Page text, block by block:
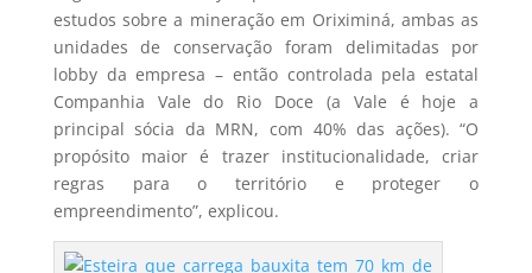
estudos sobre a mineração em Oriximiná, ambas as
unidades de conservação foram delimitadas por
lobby da empresa – então controlada pela estatal
Companhia Vale do Rio Doce (a Vale é hoje a
principal sócia da MRN, com 40% das ações). “O
propósito maior é trazer institucionalidade, criar
regras para o território e proteger o
empreendimento”, explicou.